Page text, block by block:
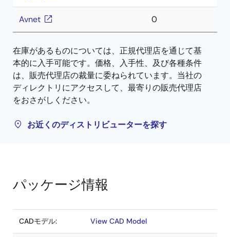
Avnet 0
在庫があるものについては、正規代理店を通じて基
本的に入手可能です。価格、入手性、及び各種条件
は、販売代理店の裁量に委ねられています。当社の
ディレクトリにアクセスして、最寄りの販売代理店
をおさがしください。
お近くのディストリビューターを探す
パッケージ情報
CADモデル: View CAD Model